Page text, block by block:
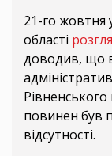
21-го жовтня
області
доводив, що в
повинен був
відсутності.